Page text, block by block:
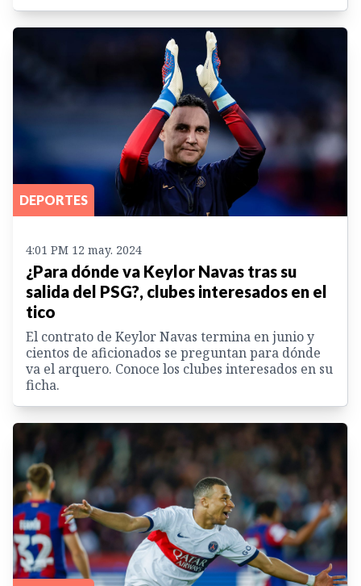
DEPORTES
4:01 PM 12 may. 2024
¿Para dónde va Keylor Navas tras su
salida del PSG?, clubes interesados en el
tico
El contrato de Keylor Navas termina en junio y
cientos de aficionados se preguntan para dónde
va el arquero. Conoce los clubes interesados en su
ficha.